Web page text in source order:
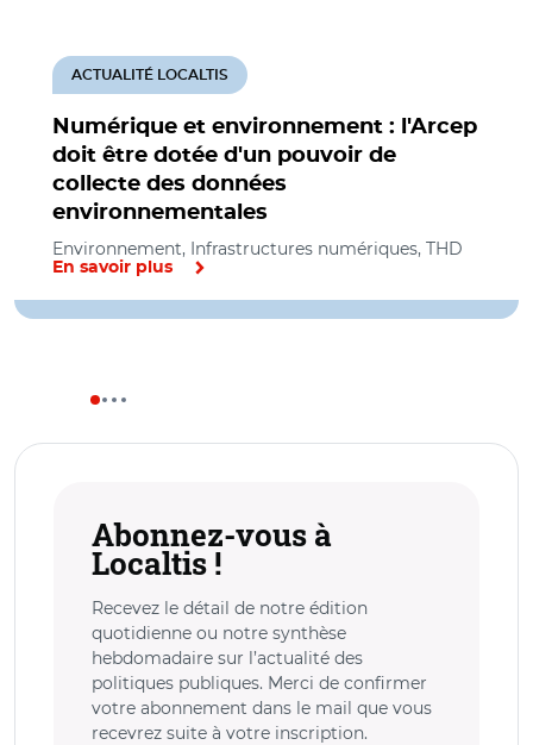
Numérique et environnement : l'Arcep
doit être dotée d'un pouvoir de
collecte des données
environnementales
ACTUALITÉ LOCALTIS
Environnement, Infrastructures numériques, THD
En savoir plus
Abonnez-vous à
Localtis !
Recevez le détail de notre édition
quotidienne ou notre synthèse
hebdomadaire sur l’actualité des
politiques publiques. Merci de confirmer
votre abonnement dans le mail que vous
recevrez suite à votre inscription.